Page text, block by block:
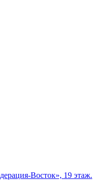
Восток», 19 этаж.